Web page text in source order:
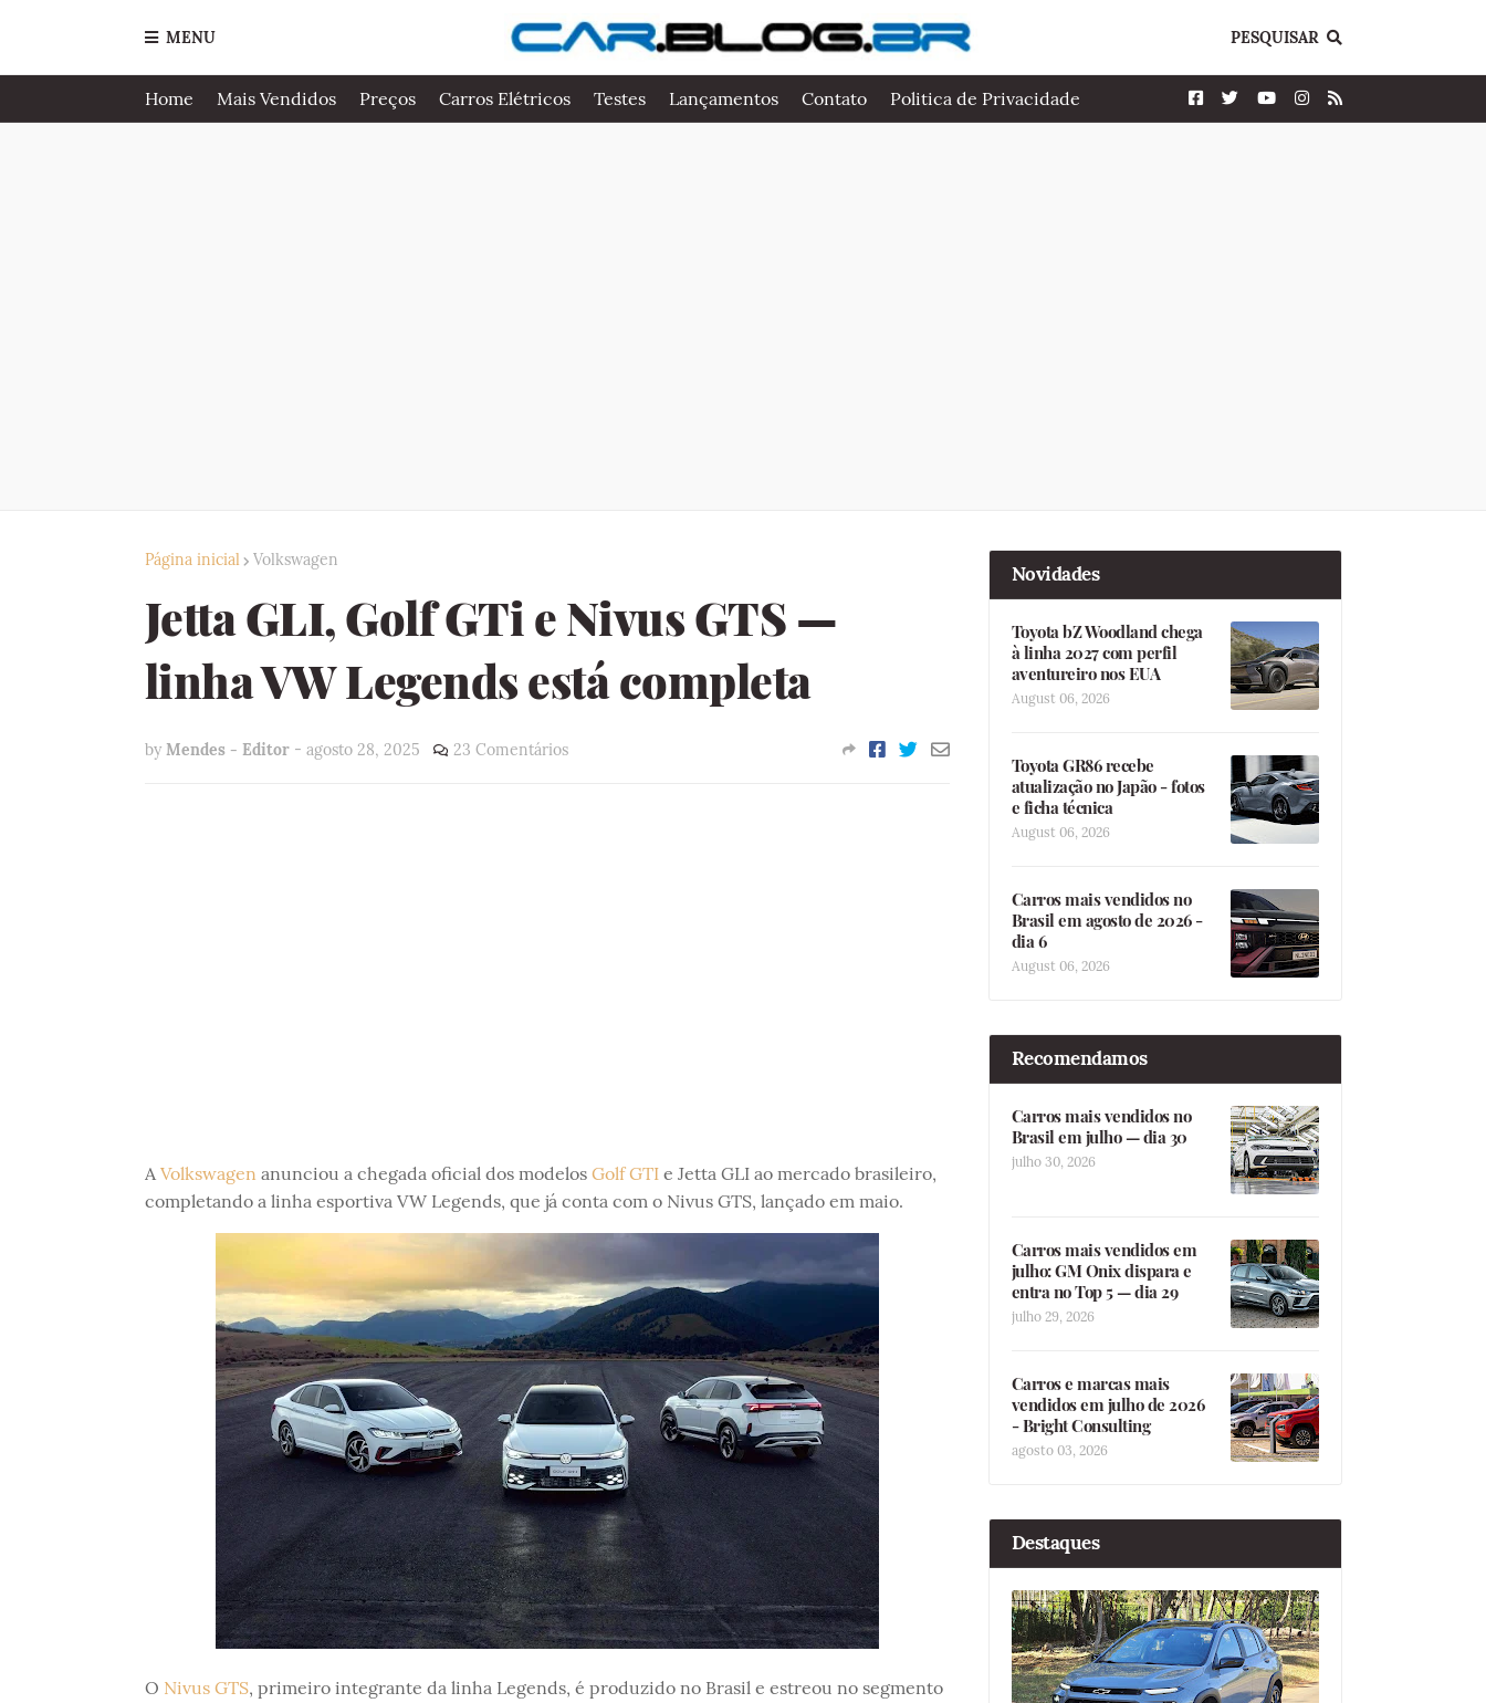
MENU PESQUISAR
Home Mais Vendidos Preços Carros Elétricos Testes Lançamentos Contato Politica de Privacidade
Página inicial Volkswagen
Jetta GLI, Golf GTi e Nivus GTS —
linha VW Legends está completa
by Mendes - Editor - agosto 28, 2025 23 Comentários
A Volkswagen anunciou a chegada oficial dos modelos Golf GTIe Jetta GLI ao mercado brasileiro,
completando a linha esportiva VW Legends, que já conta com o Nivus GTS, lançado em maio.
O Nivus GTS, primeiro integrante da linha Legends, é produzido no Brasil e estreou no segmento
Novidades
Toyota bZ Woodland chega
à linha 2027 com perfil
aventureiro nos EUA
August 06, 2026
Toyota GR86 recebe
atualização no Japão - fotos
e ficha técnica
August 06, 2026
Carros mais vendidos no
Brasil em agosto de 2026 -
dia 6
August 06, 2026
Recomendamos
Carros mais vendidos no
Brasil em julho — dia 30
julho 30, 2026
Carros mais vendidos em
julho: GM Onix dispara e
entra no Top 5 — dia 29
julho 29, 2026
Carros e marcas mais
vendidos em julho de 2026
- Bright Consulting
agosto 03, 2026
Destaques